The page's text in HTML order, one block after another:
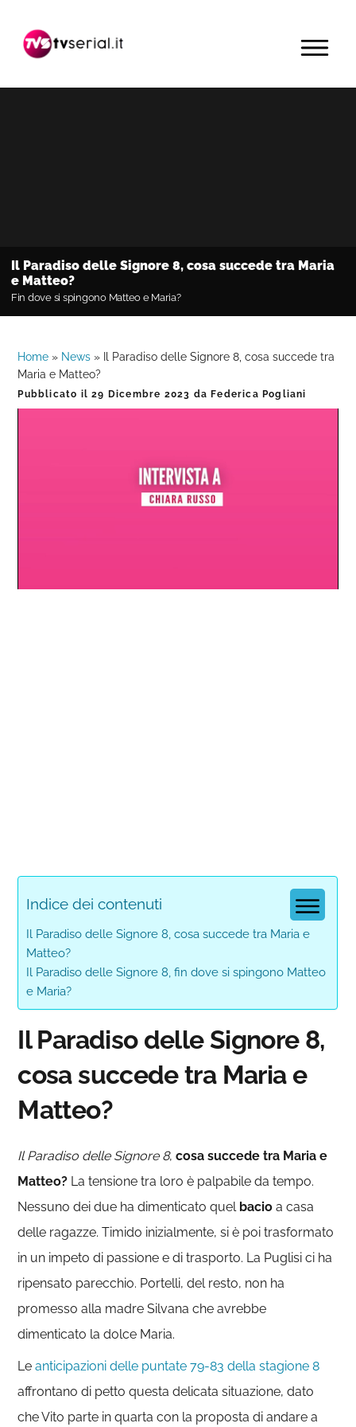
navigazione
contenuto
barra
primaria
MENU
Il Paradiso delle Signore 8, cosa succede tra Maria
e Matteo?
Fin dove si spingono Matteo e Maria?
Home » News »
Il Paradiso delle Signore 8, cosa succede tra
Maria e Matteo?
Pubblicato il29 Dicembre 2023 da Federica Pogliani
0%
0%
Indice dei contenuti
Il Paradiso delle Signore 8, cosa succede tra Maria e
Matteo?
Il Paradiso delle Signore 8, fin dove si spingono Matteo
e Maria?
Il Paradiso delle Signore 8,
cosa succede tra Maria e
Matteo?
Il Paradiso delle Signore 8, cosa succede tra Maria e
Matteo? La tensione tra loro è palpabile da tempo.
Nessuno dei due ha dimenticato quel bacio a casa
delle ragazze. Timido inizialmente, si è poi trasformato
in un impeto di passione e di trasporto. La Puglisi ci ha
ripensato parecchio. Portelli, del resto, non ha
promesso alla madre Silvana che avrebbe
dimenticato la dolce Maria.
Leanticipazioni delle puntate 79-83 della stagione 8
affrontano di petto questa delicata situazione, dato
che Vito parte in quarta con la proposta di andare a